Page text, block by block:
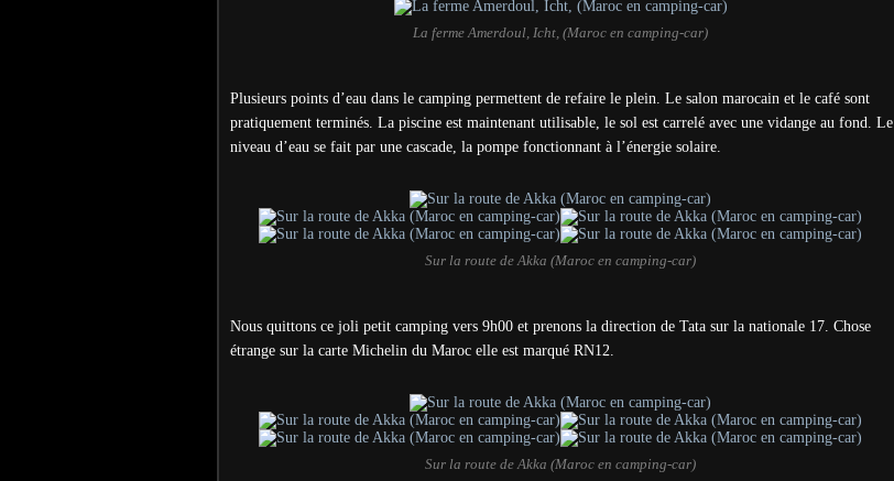
La ferme Amerdoul, Icht, (Maroc en camping-car)
Plusieurs points d’eau dans le camping permettent de refaire le plein. Le salon marocain et le café sont
pratiquement terminés. La piscine est maintenant utilisable, le sol est carrelé avec une vidange au fond. Le
niveau d’eau se fait par une cascade, la pompe fonctionnant à l’énergie solaire.
Sur la route de Akka (Maroc en camping-car)
Nous quittons ce joli petit camping vers 9h00 et prenons la direction de Tata sur la nationale 17. Chose
étrange sur la carte Michelin du Maroc elle est marqué RN12.
Sur la route de Akka (Maroc en camping-car)